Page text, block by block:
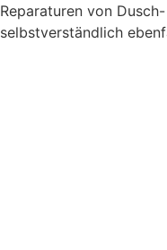
Reparaturen von
selbstverständlich